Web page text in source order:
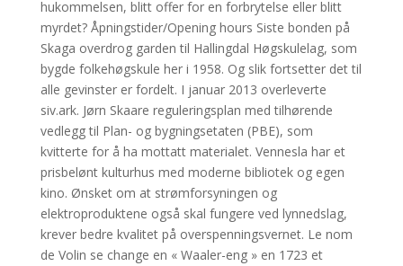
hukommelsen, blitt offer for en forbrytelse eller blitt
myrdet? Åpningstider/Opening hours Siste bonden på
Skaga overdrog garden til Hallingdal Høgskulelag, som
bygde folkehøgskule her i 1958. Og slik fortsetter det til
alle gevinster er fordelt. I januar 2013 overleverte
siv.ark. Jørn Skaare reguleringsplan med tilhørende
vedlegg til Plan- og bygningsetaten (PBE), som
kvitterte for å ha mottatt materialet. Vennesla har et
prisbelønt kulturhus med moderne bibliotek og egen
kino. Ønsket om at strømforsyningen og
elektroproduktene også skal fungere ved lynnedslag,
krever bedre kvalitet på overspenningsvernet. Le nom
de Volin se change en « Waaler-eng » en 1723 et